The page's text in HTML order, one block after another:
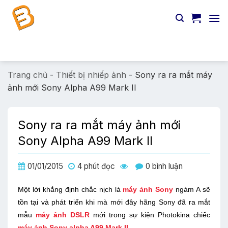
Chuyển
đến
Trang chủ - Thiết bị nhiếp ảnh - Sony ra ra mắt máy
ảnh mới Sony Alpha A99 Mark II
Sony ra ra mắt máy ảnh mới
Sony Alpha A99 Mark II
01/01/2015 4 phút đọc 0 bình luận
Một lời khẳng định chắc nịch là máy ảnh Sony ngàm A sẽ
tồn tại và phát triển khi mà mới đây hãng Sony đã ra mắt
mẫu máy ảnh DSLR mới trong sự kiện Photokina chiếc